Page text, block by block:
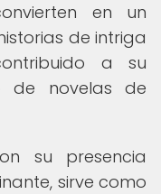
en un
de intriga
a su
de novelas de
su presencia
sirve como